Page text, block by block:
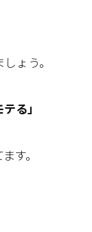
ょう。
る」
す。